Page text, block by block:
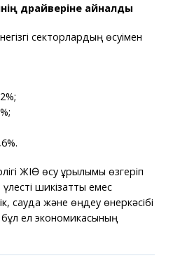
драйверіне айналды
секторлардың өсуімен
ЖІӨ өсу құрылымы өзгеріп
үлесті шикізаттық емес
сауда және өңдеу өнеркәсібі
бұл ел экономикасының